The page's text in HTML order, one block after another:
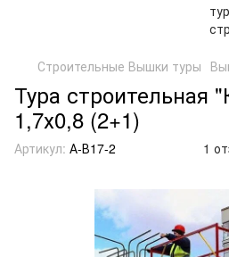
Строительные Вышки туры
Тура строительная
1,7х0,8 (2+1)
Артикул: А-В17-2 1